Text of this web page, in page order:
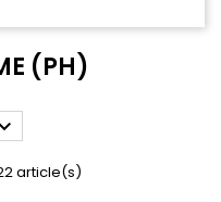
(PH)
article(s)